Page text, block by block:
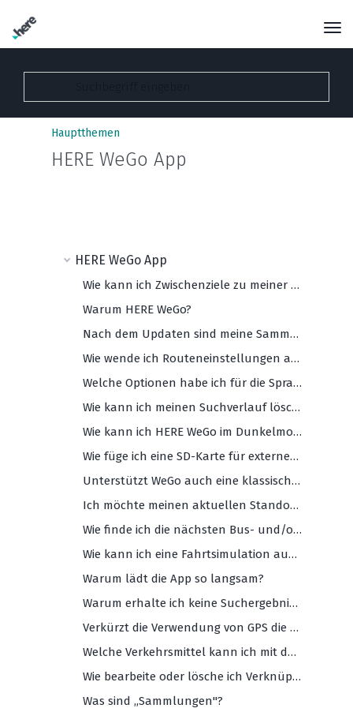
Hauptthemen
HERE WeGo App
HERE WeGo App
Wie kann ich Zwischenziele zu meiner Route hinzufügen?
Warum HERE WeGo?
Nach dem Updaten sind meine Sammlungen weg. Was mache ich jetzt?
Wie wende ich Routeneinstellungen an (Fähren, Autobahnen, Mautstraßen usw.)?
Welche Optionen habe ich für die Sprachführung (und welche sind die verfügbaren Sprachen)?
Wie kann ich meinen Suchverlauf löschen?
Wie kann ich HERE WeGo im Dunkelmodus verwenden?
Wie füge ich eine SD-Karte für externen Speicher hinzu?
Unterstützt WeGo auch eine klassische 2D-Ansicht für Karten?
Ich möchte meinen aktuellen Standort nicht als Startpunkt der Route nutzen. Wie mache ich das?
Wie finde ich die nächsten Bus- und/oder Bahnabfahrten?
Wie kann ich eine Fahrtsimulation ausführen?
Warum lädt die App so langsam?
Warum erhalte ich keine Suchergebnisse?
Verkürzt die Verwendung von GPS die Akkulaufzeit meines Handys?
Welche Verkehrsmittel kann ich mit der HERE WeGo App nutzen?
Wie bearbeite oder lösche ich Verknüpfungen?
Was sind ,,Sammlungen"?